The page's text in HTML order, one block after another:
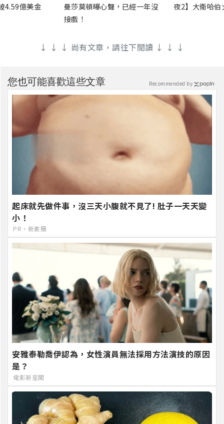
4.59億美金
曼莎莫頓曝心聲，已經一年沒
接戲！
夜2】大衛哈伯
↓ ↓ ↓ 尚有文章，請往下閱讀 ↓ ↓ ↓
您也可能喜歡這些文章
起床就先做件事，沒三天小腹就不見了! 肚子一天天變
小！
PR・新素簡
安雅泰勒喬伊認為，女性演員無法採用方法演技的原因
是？
電影新星聞
Recommended by